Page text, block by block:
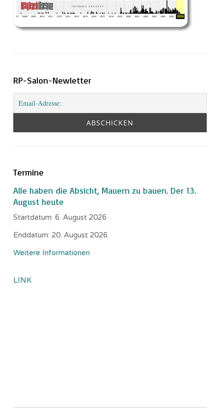
RP-Salon-Newletter
Termine
Alle haben die Absicht, Mauern zu bauen. Der 13.
August heute
Startdatum: 6. August 2026
Enddatum: 20. August 2026
Weitere Informationen
LINK